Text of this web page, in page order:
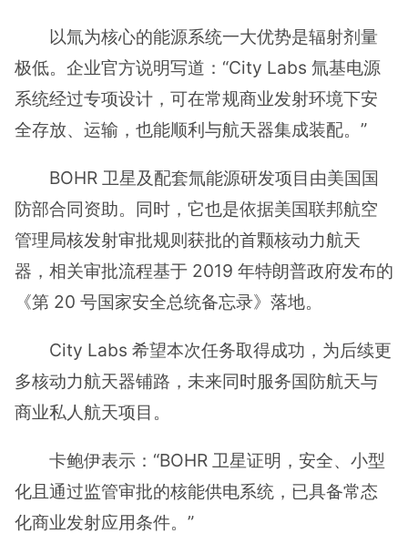
以氚为核心的能源系统一大优势是辐射剂量
极低。企业官方说明写道：“City Labs 氚基电源
系统经过专项设计，可在常规商业发射环境下安
全存放、运输，也能顺利与航天器集成装配。”
BOHR 卫星及配套氚能源研发项目由美国国
防部合同资助。同时，它也是依据美国联邦航空
管理局核发射审批规则获批的首颗核动力航天
器，相关审批流程基于 2019 年特朗普政府发布的
《第 20 号国家安全总统备忘录》落地。
City Labs 希望本次任务取得成功，为后续更
多核动力航天器铺路，未来同时服务国防航天与
商业私人航天项目。
卡鲍伊表示：“BOHR 卫星证明，安全、小型
化且通过监管审批的核能供电系统，已具备常态
化商业发射应用条件。”